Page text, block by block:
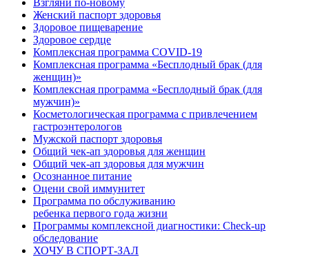
Взгляни по-новому
Женский паспорт здоровья
Здоровое пищеварение
Здоровое сердце
Комплексная программа COVID-19
Комплексная программа «Бесплодный брак (для
женщин)»
Комплексная программа «Бесплодный брак (для
мужчин)»
Косметологическая программа с привлечением
гастроэнтерологов
Мужской паспорт здоровья
Общий чек-ап здоровья для женщин
Общий чек-ап здоровья для мужчин
Осознанное питание
Оцени свой иммунитет
Программа по обслуживанию
ребенка первого года жизни
Программы комплексной диагностики: Check-up
обследование
ХОЧУ В CПОРТ-ЗАЛ